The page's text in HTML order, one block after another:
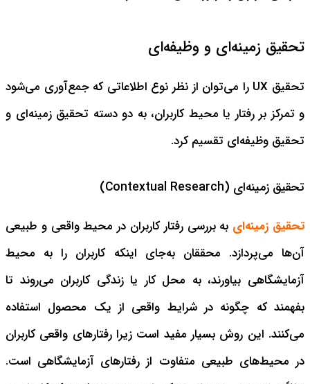
تحقیق زمینه‌ای و وظیفه‌ای
تحقیق UX را می‌توان از نظر نوع اطلاعاتی که جمع‌آوری می‌شود
و تمرکز بر رفتار یا محیط کاربران، به دو دسته تحقیق زمینه‌ای و
تحقیق وظیفه‌ای تقسیم کرد.
تحقیق زمینه‌ای (Contextual Research)
تحقیق زمینه‌ای به بررسی رفتار کاربران در محیط واقعی و طبیعی
آن‌ها می‌پردازد. محققان به‌جای اینکه کاربران را به محیط
آزمایشگاهی بیاورند، به محل کار یا زندگی کاربران می‌روند تا
بفهمند که چگونه در شرایط واقعی از یک محصول استفاده
می‌کنند. این روش بسیار مفید است زیرا رفتارهای واقعی کاربران
در محیط‌های طبیعی متفاوت از رفتارهای آزمایشگاهی است.